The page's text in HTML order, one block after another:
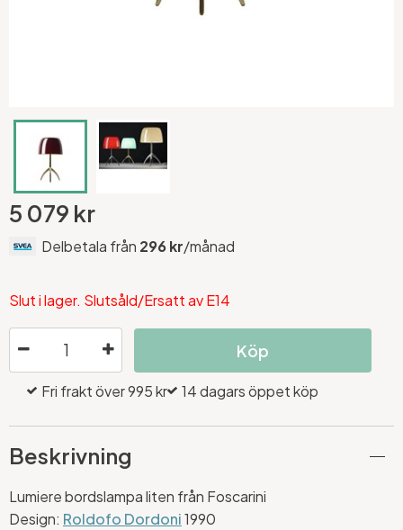
5 079 kr
Delbetala från 296 kr/månad
Slut i lager. Slutsåld/Ersatt av E14
Köp
Fri frakt över 995 kr 14 dagars öppet köp
Beskrivning
Lumiere bordslampa liten från Foscarini
Design: Roldofo Dordoni1990